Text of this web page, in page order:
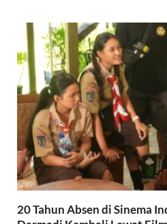
20 Tahun Absen di Sinema